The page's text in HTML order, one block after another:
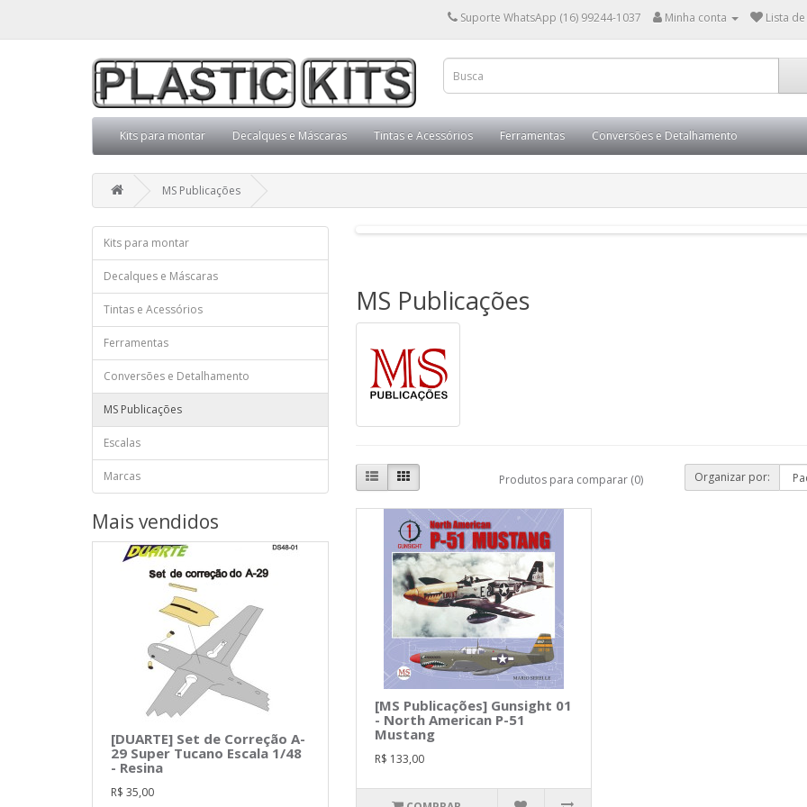
Suporte WhatsApp (16) 99244-1037 Minha conta Lista
Kits para montar Decalques e Máscaras Tintas e Acessórios Ferramentas Conversões e Detalhamento
MS Publicações
Kits para montar
Decalques e Máscaras
Tintas e Acessórios
Ferramentas
Conversões e Detalhamento
MS Publicações
Escalas
Marcas
Mais vendidos
[DUARTE] Set de Correção A-
29 Super Tucano Escala 1/48
- Resina
R$ 35,00
MS Publicações
Produtos para comparar (0) Organizar por:
[MS Publicações] Gunsight 01
- North American P-51
Mustang
R$ 133,00